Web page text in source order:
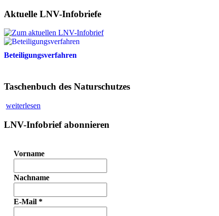
Aktuelle LNV-Infobriefe
Beteiligungsverfahren
Taschenbuch des Naturschutzes
weiterlesen
LNV-Infobrief abonnieren
Vorname
Nachname
E-Mail *